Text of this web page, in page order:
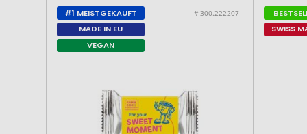
#1 MEISTGEKAUFT
MADE IN EU
VEGAN
# 300.222207
SWISS